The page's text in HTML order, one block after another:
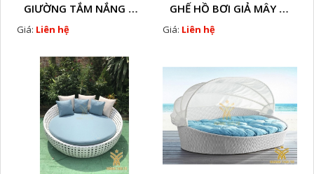
GIƯỜNG TẮM NẮNG GIẢ MÂY HTT - B78
Giá: Liên hệ
GHẾ HỒ BƠI GIẢ MÂY HTT - B36
Giá: Liên hệ